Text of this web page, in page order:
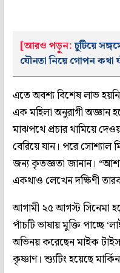
[আরও পড়ুন:চুটিয়ে
যৌনতা নিয়ে গোপন কথা
এতে অবশ্য বিশেষ লাভ
এক মহিলা অনুরাগী অজ্ঞান
মাঝপথে প্রচার থামিয়ে
বেরিয়ে যান। পরে সোশ্যাল
জন্য কৃতজ্ঞতা জানান।
একথাও লেখেন দক্ষিণী
আগামী ২৫ আগস্ট সিনেমা
পাঁচটি ভাষায় মুক্তি পাচ্ছে
অভিনয় করেছেন মাইক
কৃষ্ণাণ। শ্যুটিং হয়েছে